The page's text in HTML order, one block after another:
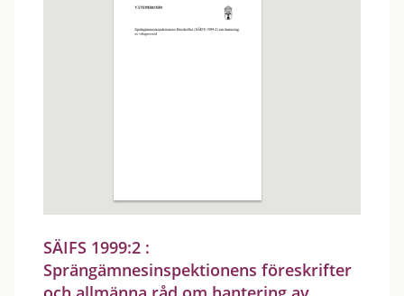
SÄIFS 1999:2 :
Sprängämnesinspektionens föreskrifter